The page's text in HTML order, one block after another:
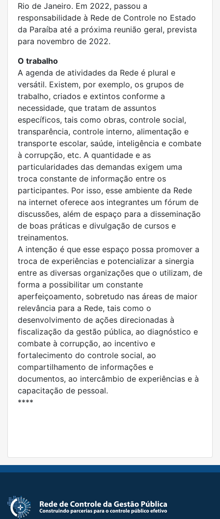
Rio de Janeiro. Em 2022, passou a
responsabilidade à Rede de Controle no Estado
da Paraíba até a próxima reunião geral, prevista
para novembro de 2022.
O trabalho
A agenda de atividades da Rede é plural e
versátil. Existem, por exemplo, os grupos de
trabalho, criados e extintos conforme a
necessidade, que tratam de assuntos
específicos, tais como obras, controle social,
transparência, controle interno, alimentação e
transporte escolar, saúde, inteligência e combate
à corrupção, etc. A quantidade e as
particularidades das demandas exigem uma
troca constante de informação entre os
participantes. Por isso, esse ambiente da Rede
na internet oferece aos integrantes um fórum de
discussões, além de espaço para a disseminação
de boas práticas e divulgação de cursos e
treinamentos.
A intenção é que esse espaço possa promover a
troca de experiências e potencializar a sinergia
entre as diversas organizações que o utilizam, de
forma a possibilitar um constante
aperfeiçoamento, sobretudo nas áreas de maior
relevância para a Rede, tais como o
desenvolvimento de ações direcionadas à
fiscalização da gestão pública, ao diagnóstico e
combate à corrupção, ao incentivo e
fortalecimento do controle social, ao
compartilhamento de informações e
documentos, ao intercâmbio de experiências e à
capacitação de pessoal.
****